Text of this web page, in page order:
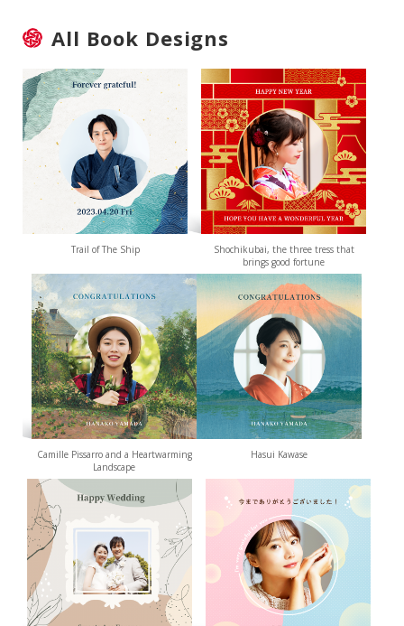
All Book Designs
Trail of The Ship
Shochikubai, the three tress that
brings good fortune
Camille Pissarro and a Heartwarming
Landscape
Hasui Kawase